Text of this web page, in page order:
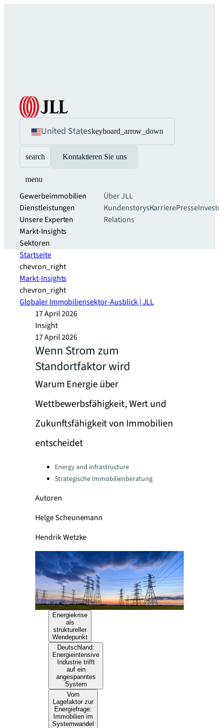
United Stateskeyboard_arrow_down
search Kontaktieren Sie uns
menu
Gewerbeimmobilien
Dienstleistungen
Unsere Experten
Markt-Insights
Sektoren​
Über JLL
KundenstorysKarrierePresse
Relations
Startseite
chevron_right
Markt-Insights
chevron_right
Globaler Immobiliensektor-Ausblick | JLL
17 April 2026
Insight
17 April 2026
Wenn Strom zum
Standortfaktor wird
Warum Energie über
Wettbewerbsfähigkeit, Wert und
Zukunftsfähigkeit von Immobilien
entscheidet
Categories:Energy and infrastructure
Strategische Immobilienberatung
Autoren
Helge Scheunemann
Hendrik Wetzke
Energiekrise
als
struktureller
Wendepunkt
Deutschland:
Energieintensive
Industrie trifft
auf ein
angespanntes
System
Vom
Lagefaktor zur
Energiefrage:
Immobilien im
Systemwandel